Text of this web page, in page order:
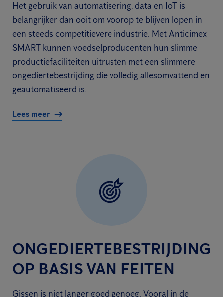
Het gebruik van automatisering, data en IoT is
belangrijker dan ooit om voorop te blijven lopen in
een steeds competitievere industrie. Met Anticimex
SMART kunnen voedselproducenten hun slimme
productiefaciliteiten uitrusten met een slimmere
ongediertebestrijding die volledig allesomvattend en
geautomatiseerd is.
Lees meer
ONGEDIERTEBESTRIJDING
OP BASIS VAN FEITEN
Gissen is niet langer goed genoeg. Vooral in de